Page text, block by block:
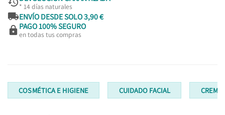
* 14 días naturales
ENVÍO DESDE SOLO 3,90 €
 PAGO 100% SEGURO
en todas tus compras
COSMÉTICA E HIGIENE CUIDADO FACIAL